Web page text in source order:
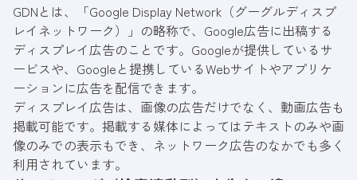
GDNとは、「Google Display Network（グーグルディスプ
レイネットワーク）」の略称で、Google広告に出稿する
ディスプレイ広告のことです。Googleが提供しているサ
ービスや、Googleと提携しているWebサイトやアプリケ
ーションに広告を配信できます。
ディスプレイ広告は、画像の広告だけでなく、動画広告も
掲載可能です。掲載する媒体によってはテキストのみや画
像のみでの表示もでき、ネットワーク広告のなかでも多く
利用されています。